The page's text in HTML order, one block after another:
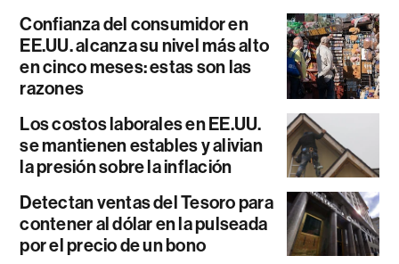
Confianza del consumidor en
EE.UU. alcanza su nivel más alto
en cinco meses: estas son las
razones
Los costos laborales en EE.UU.
se mantienen estables y alivian
la presión sobre la inflación
Detectan ventas del Tesoro para
contener al dólar en la pulseada
por el precio de un bono